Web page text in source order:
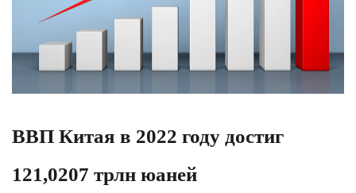
ВВП Китая в 2022 году достиг
121,0207 трлн юаней